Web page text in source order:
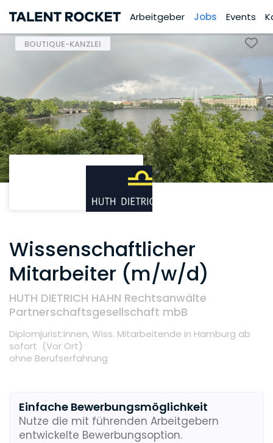
Arbeitgeber Jobs Events
BOUTIQUE-KANZLEI
Wissenschaftlicher
Mitarbeiter (m/w/d)
HUTH DIETRICH HAHN Rechtsanwälte
Partnerschaftsgesellschaft mbB
Diplomjurist:innen,Wiss. Mitarbeitende in Hamburg ab
sofort (Vor Ort)
ohne Berufserfahrung
Einfache Bewerbungsmöglichkeit
Nutze die mit führenden Arbeitgebern
entwickelte Bewerbungsoption.